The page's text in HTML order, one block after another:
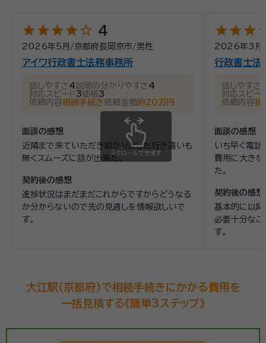
starstarstarstarstar_outline 4
2026年5月 /京都府長岡京市/男性
アイワ行政書士法務事務所
話しやすさ4説明の分かりやすさ4
対応スピード3価格3
依頼内容相続手続き依頼金額約20万円
面談の感想
近隣まで来ていただき助かりました行き違いも
無くスムーズに話が出来た。
契約後の感想
進捗状況はまだまだこれからですからどうなる
か分からないので先の見通しを情報欲しいで
す。
starstarstar
2026年3月
行政書士法
話しやすさ
対応スピー
依頼内容相
面談の感想
いち早く電話
費用に大き
た。
契約後の感想
基本的に以降
必要十分なご
す。
スクロールできます
大江駅(京都府)で相続手続きにかかる費用を
一括見積する《簡単3ステップ》